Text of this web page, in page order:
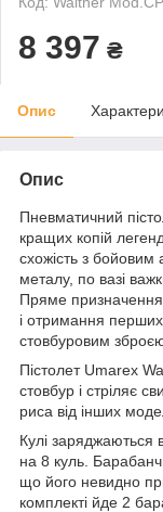
8 397 ₴
Опис
Опис
Пневматичний
кращих копій
схожість з
металу, по вазі
Пряме призначення
і отримання
стовбуровим
Пістолет Umarex
стовбур і стріляє
риса від інших
Кулі заряджаються
на 8 куль.
що його невидно
комплекті йде 2